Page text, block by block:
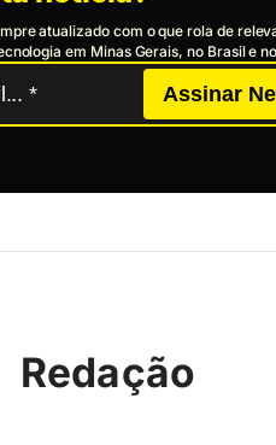
atualizado com o que rola de
em Minas Gerais, no Brasil e
Assinar
Redação